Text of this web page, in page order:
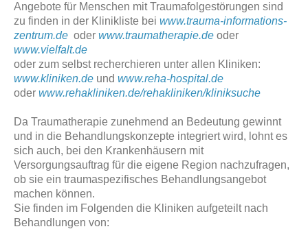
Angebote für Menschen mit Traumafolgestörungen sind
zu finden in der Klinikliste bei www.trauma-informations-
zentrum.de oder www.traumatherapie.de oder
www.vielfalt.de
oder zum selbst recherchieren unter allen Kliniken:
www.kliniken.de und www.reha-hospital.de
oder www.rehakliniken.de/rehakliniken/kliniksuche
Da Traumatherapie zunehmend an Bedeutung gewinnt
und in die Behandlungskonzepte integriert wird, lohnt es
sich auch, bei den Krankenhäusern mit
Versorgungsauftrag für die eigene Region nachzufragen,
ob sie ein traumaspezifisches Behandlungsangebot
machen können.
Sie finden im Folgenden die Kliniken aufgeteilt nach
Behandlungen von: